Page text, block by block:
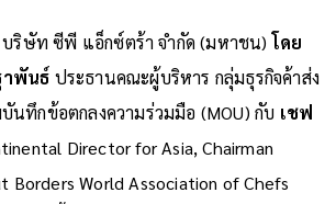
ริษัท ซีพี แอ็กซ์ตร้า จำกัด (มหาชน)โดย
าพันธ์ ประธานคณะผู้บริหาร กลุ่มธุรกิจค้าส่ง
นทึกข้อตกลงความร่วมมือ (MOU) กับ เชฟ
Director for Asia, Chairman
Borders World Association of Chefs